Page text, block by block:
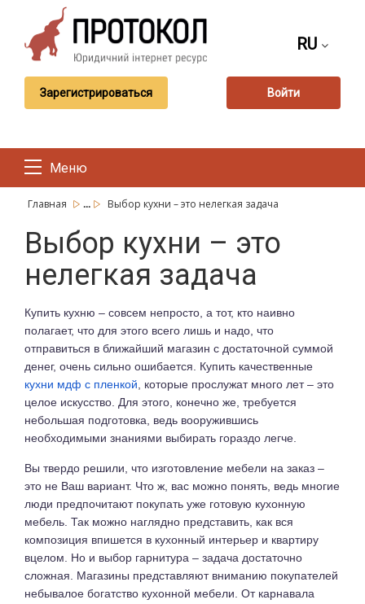
RU
Зарегистрироваться Войти
Меню
Главная ... Выбор кухни – это нелегкая задача
Выбор кухни – это
нелегкая задача
Купить кухню – совсем непросто, а тот, кто наивно
полагает, что для этого всего лишь и надо, что
отправиться в ближайший магазин с достаточной суммой
денег, очень сильно ошибается. Купить качественные
кухни мдф с пленкой , которые прослужат много лет – это
целое искусство. Для этого, конечно же, требуется
небольшая подготовка, ведь вооружившись
необходимыми знаниями выбирать гораздо легче.
Вы твердо решили, что изготовление мебели на заказ –
это не Ваш вариант. Что ж, вас можно понять, ведь многие
люди предпочитают покупать уже готовую кухонную
мебель. Так можно наглядно представить, как вся
композиция впишется в кухонный интерьер и квартиру
вцелом. Но и выбор гарнитура – задача достаточно
сложная. Магазины представляют вниманию покупателей
небывалое богатство кухонной мебели. От карнавала